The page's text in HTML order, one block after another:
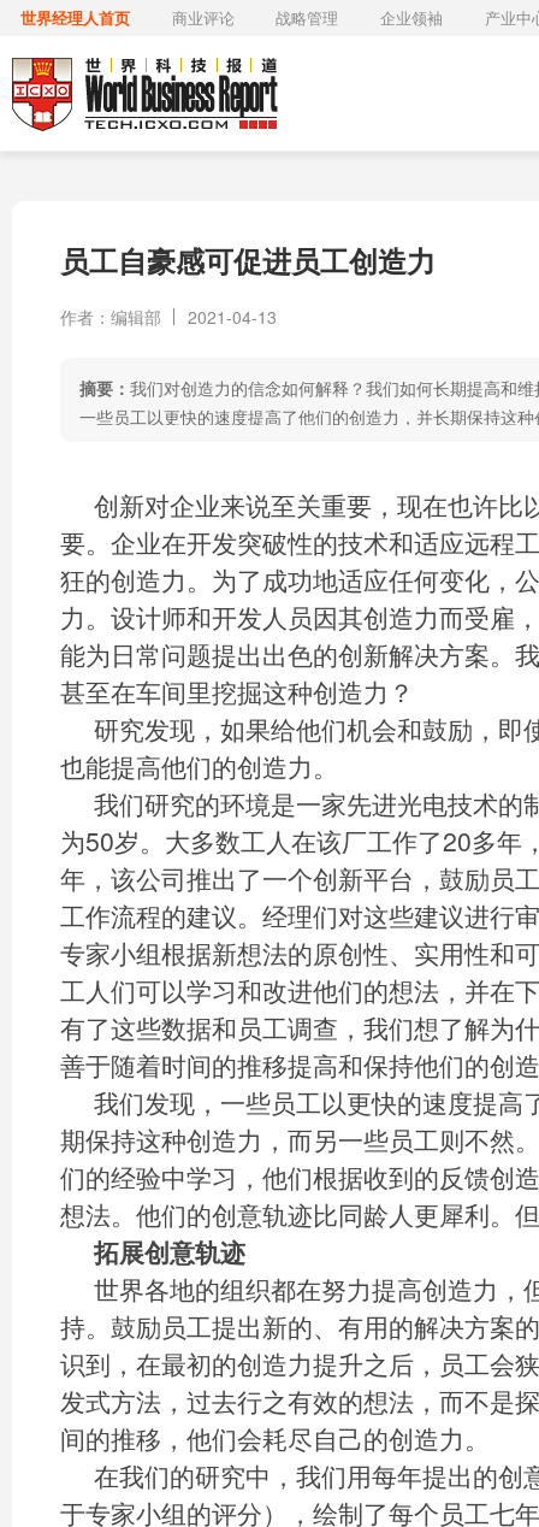
世界经理人首页 商业评论 战略管理 企业领袖 产业中
员工自豪感可促进员工创造力
作者：编辑部 2021-04-13
摘要： 我们对创造力的信念如何解释？我们如何长期提高和
一些员工以更快的速度提高了他们的创造力，并长期保持这种
创新对企业来说至关重要，现在也许比
要。企业在开发突破性的技术和适应远程
狂的创造力。为了成功地适应任何变化，
力。设计师和开发人员因其创造力而受雇
能为日常问题提出出色的创新解决方案。
甚至在车间里挖掘这种创造力？
研究发现，如果给他们机会和鼓励，即
也能提高他们的创造力。
我们研究的环境是一家先进光电技术的
为50岁。大多数工人在该厂工作了20多年
年，该公司推出了一个创新平台，鼓励员
工作流程的建议。经理们对这些建议进行
专家小组根据新想法的原创性、实用性和
工人们可以学习和改进他们的想法，并在
有了这些数据和员工调查，我们想了解为
善于随着时间的推移提高和保持他们的创
我们发现，一些员工以更快的速度提高
期保持这种创造力，而另一些员工则不然
们的经验中学习，他们根据收到的反馈创
想法。他们的创意轨迹比同龄人更犀利。
拓展创意轨迹
世界各地的组织都在努力提高创造力，
持。鼓励员工提出新的、有用的解决方案
识到，在最初的创造力提升之后，员工会
发式方法，过去行之有效的想法，而不是
间的推移，他们会耗尽自己的创造力。
在我们的研究中，我们用每年提出的创
于专家小组的评分），绘制了每个员工七